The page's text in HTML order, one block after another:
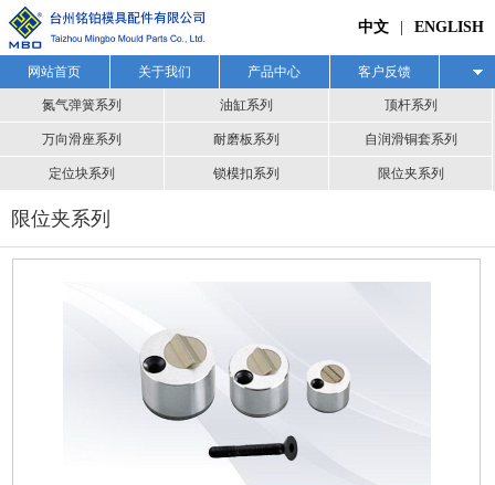
中文 ENGLISH
网站首页 关于我们 产品中心 客户反馈
下载中心
氮气弹簧系列 油缸系列 顶杆系列
万向滑座系列 耐磨板系列 自润滑铜套系列
定位块系列 锁模扣系列 限位夹系列
限位夹系列